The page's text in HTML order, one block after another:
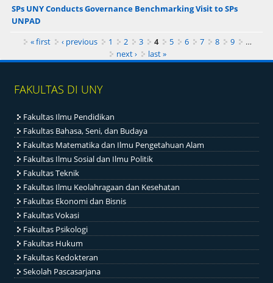
SPs UNY Conducts Governance Benchmarking Visit to SPs
UNPAD
Pages« first ‹ previous 1 2 3 4 5 6 7 8 9
…
next ›
last »
FAKULTAS DI UNY
Fakultas Ilmu Pendidikan
Fakultas Bahasa, Seni, dan Budaya
Fakultas Matematika dan Ilmu Pengetahuan Alam
Fakultas Ilmu Sosial dan Ilmu Politik
Fakultas Teknik
Fakultas Ilmu Keolahragaan dan Kesehatan
Fakultas Ekonomi dan Bisnis
Fakultas Vokasi
Fakultas Psikologi
Fakultas Hukum
Fakultas Kedokteran
Sekolah Pascasarjana